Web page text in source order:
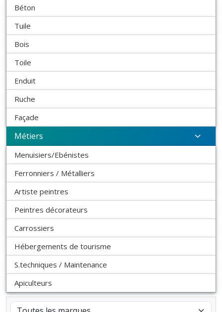
Béton
Tuile
Bois
Toile
Enduit
Ruche
Façade
Métiers
Menuisiers/Ebénistes
Ferronniers / Métalliers
Artiste peintres
Peintres décorateurs
Carrossiers
Hébergements de tourisme
S.techniques / Maintenance
Apiculteurs